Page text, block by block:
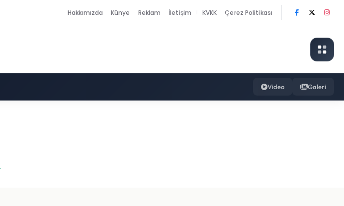
Hakkımızda Künye Reklam İletişim KVKK Çerez Politikası
Video Galeri